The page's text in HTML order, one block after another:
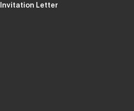
Invitation Letter